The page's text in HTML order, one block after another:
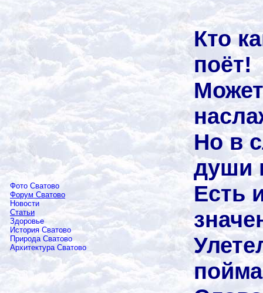
Фото Сватово
Форум Сватово
Новости
Статьи
Здоровье
История Сватово
Природа Сватово
Архитектура Сватово
Кто
поёт!
Но в
души
Есть